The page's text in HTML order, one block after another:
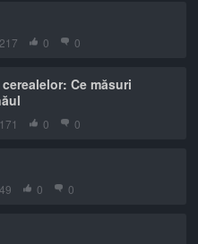
0 0
Ce măsuri
0 0
0 0